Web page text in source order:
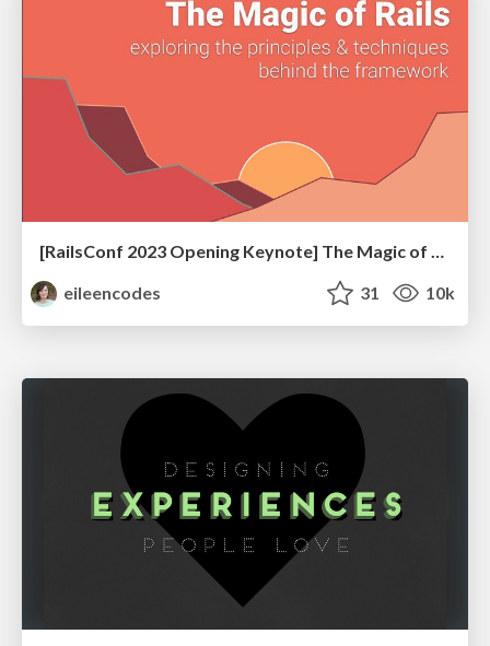
[RailsConf 2023 Opening Keynote] The Magic of Rails
eileencodes
31 10k